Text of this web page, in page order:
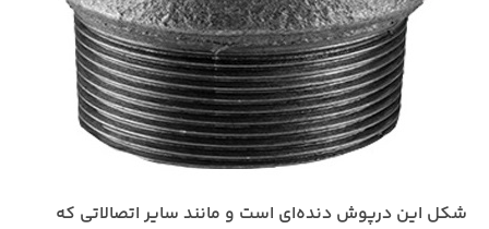
شکل این درپوش دنده‌ای است و مانند سایر اتصالاتی که